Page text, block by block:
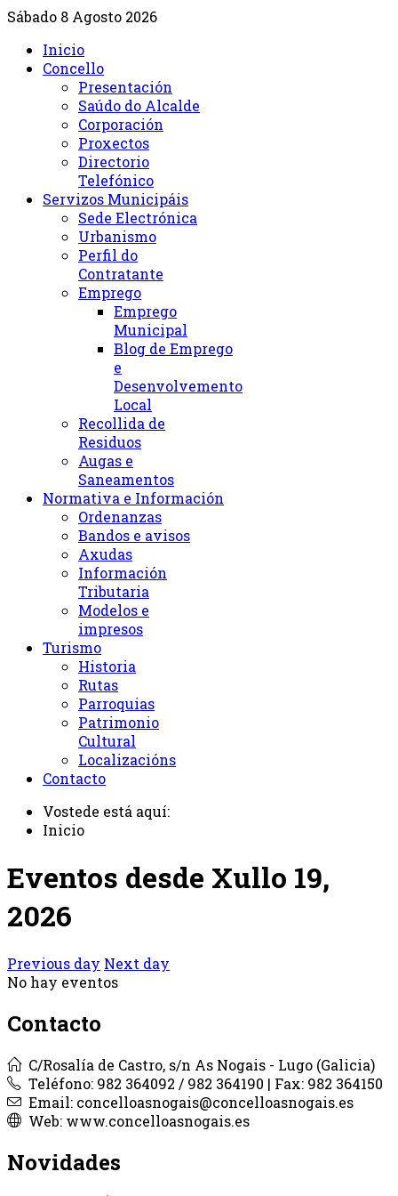
Sábado 8 Agosto 2026
Inicio
Concello
Presentación
Saúdo do Alcalde
Corporación
Proxectos
Directorio
Telefónico
Servizos Municipáis
Sede Electrónica
Urbanismo
Perfil do
Contratante
Emprego
Emprego
Municipal
Blog de Emprego
e
Desenvolvemento
Local
Recollida de
Residuos
Augas e
Saneamentos
Normativa e Información
Ordenanzas
Bandos e avisos
Axudas
Información
Tributaria
Modelos e
impresos
Turismo
Historia
Rutas
Parroquias
Patrimonio
Cultural
Localizacións
Contacto
Vostede está aquí:
Inicio
Eventos desde Xullo 19,
2026
Previous day Next day
No hay eventos
Contacto
C/Rosalía de Castro, s/n As Nogais - Lugo (Galicia)
Teléfono: 982 364092 / 982 364190 | Fax: 982 364150
Email: concelloasnogais@concelloasnogais.es
Web: www.concelloasnogais.es
Novidades